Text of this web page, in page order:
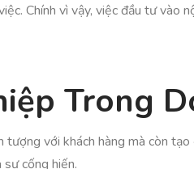
Chính vì vậy, việc đầu tư
Trong
với khách hàng mà còn
cống hiến.